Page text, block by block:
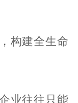
构建全生命
业往往只能